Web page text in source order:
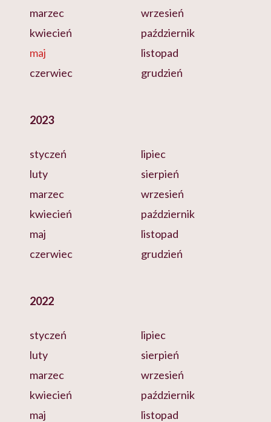
marzec
kwiecień
maj
czerwiec
wrzesień
październik
listopad
grudzień
2023
styczeń
luty
marzec
kwiecień
maj
czerwiec
lipiec
sierpień
wrzesień
październik
listopad
grudzień
2022
styczeń
luty
marzec
kwiecień
maj
lipiec
sierpień
wrzesień
październik
listopad